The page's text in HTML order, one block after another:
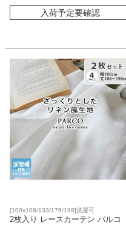
入荷予定要確認
[100x108/133/176/198]洗濯可
2枚入り レースカーテン パルコ